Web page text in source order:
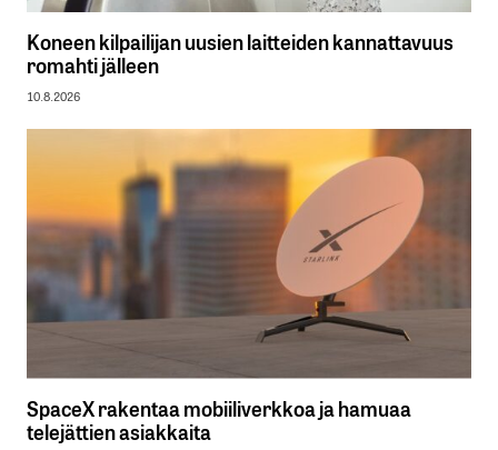
Koneen kilpailijan uusien laitteiden kannattavuus
romahti jälleen
10.8.2026
SpaceX rakentaa mobiiliverkkoa ja hamuaa
telejättien asiakkaita